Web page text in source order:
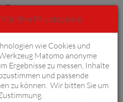
Warenkorb 0
für Ihre Privatsphäre
wie Cookies und
Matomo anonyme
Ergebnisse zu messen, Inhalte
und passende
zu können. Wir bitten Sie um